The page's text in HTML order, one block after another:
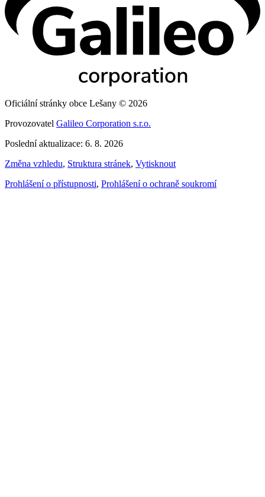
Oficiální stránky obce Lešany © 2026
Provozovatel Galileo Corporation s.r.o.
Poslední aktualizace: 6. 8. 2026
Změna vzhledu, Struktura stránek, Vytisknout
Prohlášení o přístupnosti, Prohlášení o ochraně soukromí